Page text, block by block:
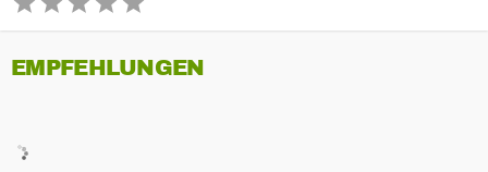
EMPFEHLUNGEN